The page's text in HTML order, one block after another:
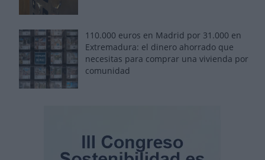
110.000 euros en Madrid por 31.000 en
Extremadura: el dinero ahorrado que
necesitas para comprar una vivienda por
comunidad